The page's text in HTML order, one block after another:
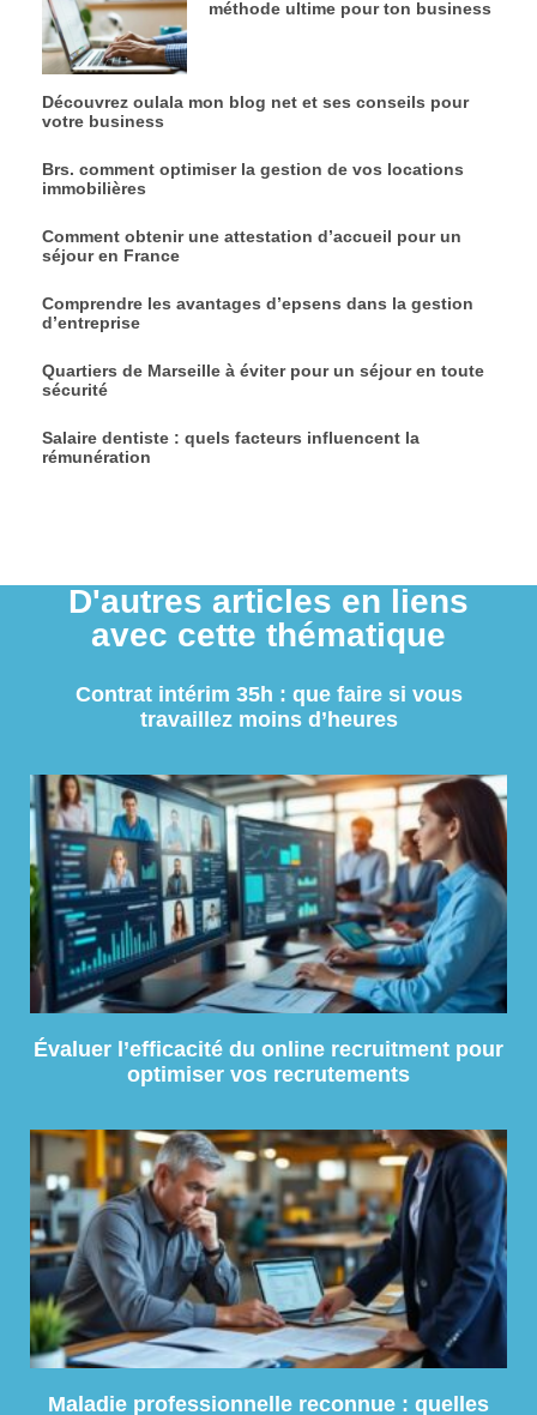
méthode ultime pour ton business
Découvrez oulala mon blog net et ses conseils pour
votre business
Brs. comment optimiser la gestion de vos locations
immobilières
Comment obtenir une attestation d’accueil pour un
séjour en France
Comprendre les avantages d’epsens dans la gestion
d’entreprise
Quartiers de Marseille à éviter pour un séjour en toute
sécurité
Salaire dentiste : quels facteurs influencent la
rémunération
D'autres articles en liens
avec cette thématique
Contrat intérim 35h : que faire si vous
travaillez moins d’heures
Évaluer l’efficacité du online recruitment pour
optimiser vos recrutements
Maladie professionnelle reconnue : quelles